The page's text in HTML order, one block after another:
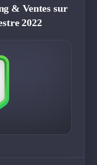
& Ventes sur
2022